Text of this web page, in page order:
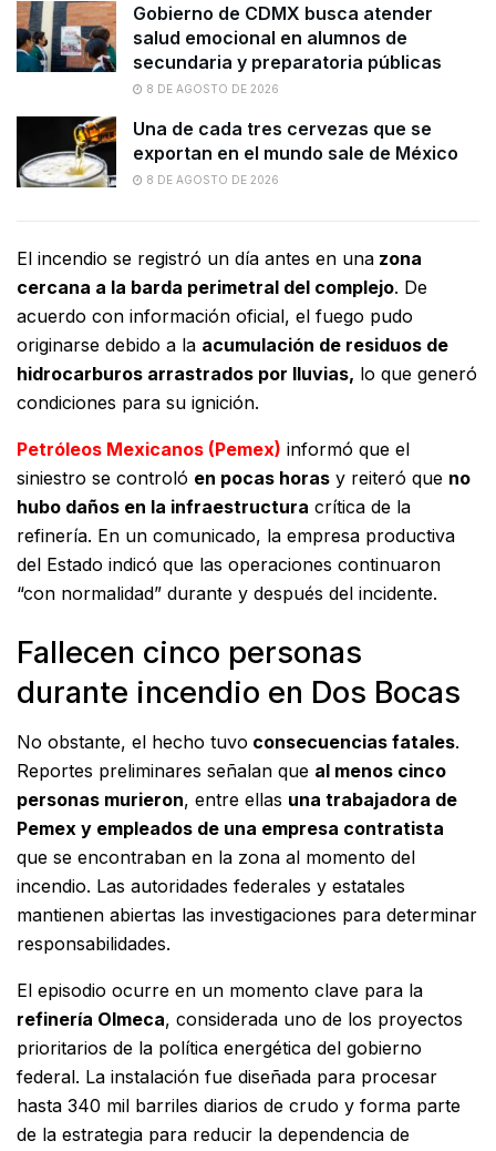
Gobierno de CDMX busca atender
salud emocional en alumnos de
secundaria y preparatoria públicas
8 DE AGOSTO DE 2026
Una de cada tres cervezas que se
exportan en el mundo sale de México
8 DE AGOSTO DE 2026
El incendio se registró un día antes en una zona
cercana a la barda perimetral del complejo. De
acuerdo con información oficial, el fuego pudo
originarse debido a la acumulación de residuos de
hidrocarburos arrastrados por lluvias, lo que generó
condiciones para su ignición.
Petróleos Mexicanos (Pemex) informó que el
siniestro se controló en pocas horas y reiteró que no
hubo daños en la infraestructura crítica de la
refinería. En un comunicado, la empresa productiva
del Estado indicó que las operaciones continuaron
“con normalidad” durante y después del incidente.
Fallecen cinco personas
durante incendio en Dos Bocas
No obstante, el hecho tuvo consecuencias fatales.
Reportes preliminares señalan que al menos cinco
personas murieron, entre ellas una trabajadora de
Pemex y empleados de una empresa contratista
que se encontraban en la zona al momento del
incendio. Las autoridades federales y estatales
mantienen abiertas las investigaciones para determinar
responsabilidades.
El episodio ocurre en un momento clave para la
refinería Olmeca, considerada uno de los proyectos
prioritarios de la política energética del gobierno
federal. La instalación fue diseñada para procesar
hasta 340 mil barriles diarios de crudo y forma parte
de la estrategia para reducir la dependencia de